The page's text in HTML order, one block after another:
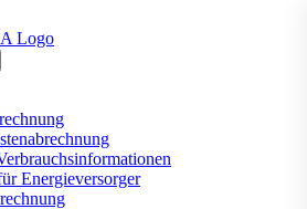
Energieversorger